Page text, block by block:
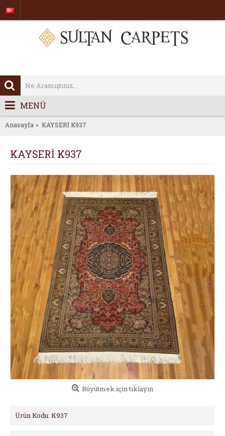
MENÜ
Anasayfa KAYSERİ K937
KAYSERİ K937
Büyütmek için tıklayın
Ürün Kodu: K937